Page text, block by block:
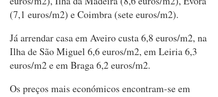
(7,1 euros/m2) e Coimbra (sete euros/m2).
Já arrendar casa em Aveiro custa 6,8 euros/m2, na
Ilha de São Miguel 6,6 euros/m2, em Leiria 6,3
euros/m2 e em Braga 6,2 euros/m2.
Os preços mais económicos encontram-se em